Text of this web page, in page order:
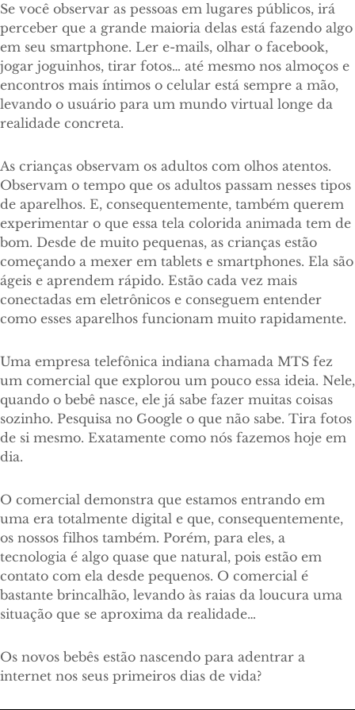
Se você observar as pessoas em lugares públicos, irá
perceber que a grande maioria delas está fazendo algo
em seu smartphone. Ler e-mails, olhar o facebook,
jogar joguinhos, tirar fotos… até mesmo nos almoços e
encontros mais íntimos o celular está sempre a mão,
levando o usuário para um mundo virtual longe da
realidade concreta.
As crianças observam os adultos com olhos atentos.
Observam o tempo que os adultos passam nesses tipos
de aparelhos. E, consequentemente, também querem
experimentar o que essa tela colorida animada tem de
bom. Desde de muito pequenas, as crianças estão
começando a mexer em tablets e smartphones. Ela são
ágeis e aprendem rápido. Estão cada vez mais
conectadas em eletrônicos e conseguem entender
como esses aparelhos funcionam muito rapidamente.
Uma empresa telefônica indiana chamada MTS fez
um comercial que explorou um pouco essa ideia. Nele,
quando o bebê nasce, ele já sabe fazer muitas coisas
sozinho. Pesquisa no Google o que não sabe. Tira fotos
de si mesmo. Exatamente como nós fazemos hoje em
dia.
O comercial demonstra que estamos entrando em
uma era totalmente digital e que, consequentemente,
os nossos filhos também. Porém, para eles, a
tecnologia é algo quase que natural, pois estão em
contato com ela desde pequenos. O comercial é
bastante brincalhão, levando às raias da loucura uma
situação que se aproxima da realidade…
Os novos bebês estão nascendo para adentrar a
internet nos seus primeiros dias de vida?